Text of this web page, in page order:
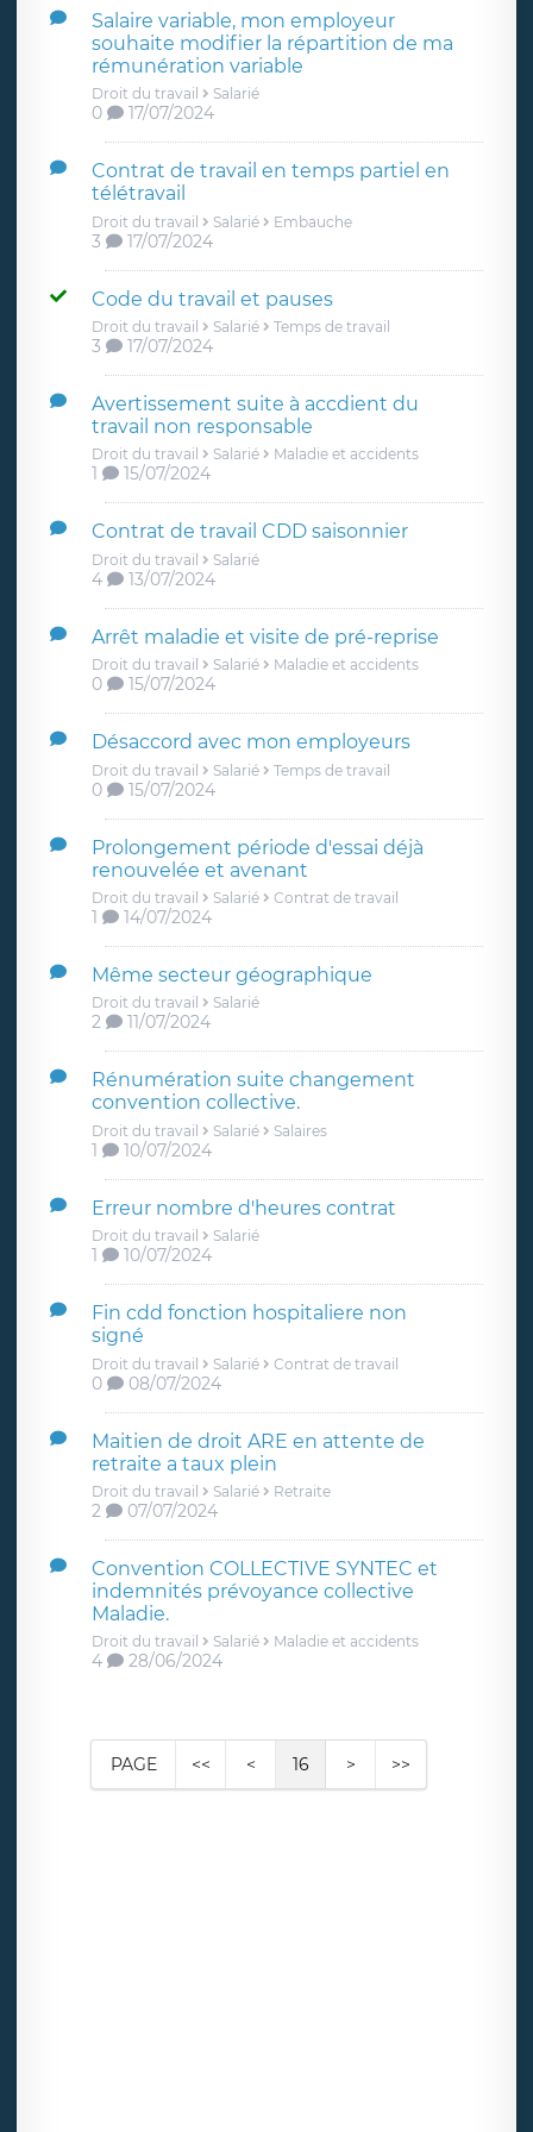
Salaire variable, mon employeur
souhaite modifier la répartition de ma
rémunération variable
Droit du travail Salarié
0 17/07/2024
Contrat de travail en temps partiel en
télétravail
Droit du travail Salarié Embauche
3 17/07/2024
Code du travail et pauses
Droit du travail Salarié Temps de travail
3 17/07/2024
Avertissement suite à accdient du
travail non responsable
Droit du travail Salarié Maladie et accidents
1 15/07/2024
Contrat de travail CDD saisonnier
Droit du travail Salarié
4 13/07/2024
Arrêt maladie et visite de pré-reprise
Droit du travail Salarié Maladie et accidents
0 15/07/2024
Désaccord avec mon employeurs
Droit du travail Salarié Temps de travail
0 15/07/2024
Prolongement période d'essai déjà
renouvelée et avenant
Droit du travail Salarié Contrat de travail
1 14/07/2024
Même secteur géographique
Droit du travail Salarié
2 11/07/2024
Rénumération suite changement
convention collective.
Droit du travail Salarié Salaires
1 10/07/2024
Erreur nombre d'heures contrat
Droit du travail Salarié
1 10/07/2024
Fin cdd fonction hospitaliere non
signé
Droit du travail Salarié Contrat de travail
0 08/07/2024
Maitien de droit ARE en attente de
retraite a taux plein
Droit du travail Salarié Retraite
2 07/07/2024
Convention COLLECTIVE SYNTEC et
indemnités prévoyance collective
Maladie.
Droit du travail Salarié Maladie et accidents
4 28/06/2024
PAGE << < 16 > >>